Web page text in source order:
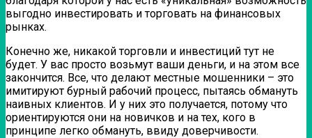
выгодно инвестировать и торговать на финансовых
рынках.
Конечно же, никакой торговли и инвестиций тут не
будет. У вас просто возьмут ваши деньги, и на этом все
закончится. Все, что делают местные мошенники – это
имитируют бурный рабочий процесс, пытаясь обмануть
наивных клиентов. И у них это получается, потому что
ориентируются они на новичков и на тех, кого в
принципе легко обмануть, ввиду доверчивости.